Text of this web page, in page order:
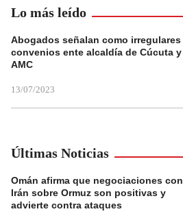
Lo más leído
Abogados señalan como irregulares
convenios ente alcaldía de Cúcuta y
AMC
13/07/2023
Últimas Noticias
Omán afirma que negociaciones con
Irán sobre Ormuz son positivas y
advierte contra ataques